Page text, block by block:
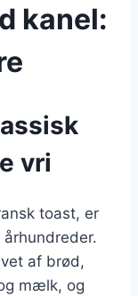
kanel:
vri
toast, er
af brød,
mælk, og